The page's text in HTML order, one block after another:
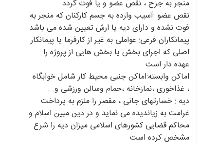
منجر به جرح ، نقص عضو و یا فوت گردد
نقص عضو :آسیب وارده به جسم کارکنان که منجر به
فوت نشده و دارای دیه یا ارش تعیین شده می باشد
پیمانکاران فرعی: عواملی به غیر از کارفرما یا پیمانکار
اصلی که اجرای بخش یا بخش هایی از پروژه را
عهده دار است
اماکن وابسته:اماکن جنبی محیط کار شامل خوابگاه
، غذاخوری ،نمازخانه ،حمام وسالن ورزشی و...
دیه : خسارتهای جانی ، مقصر را ملزم به پرداخت
غرامت به زیاندیده می نماید و در دین مبین اسلام و
محاکم قضایی کشورهای اسلامی میزان دیه را شرع
مشخص کرده است